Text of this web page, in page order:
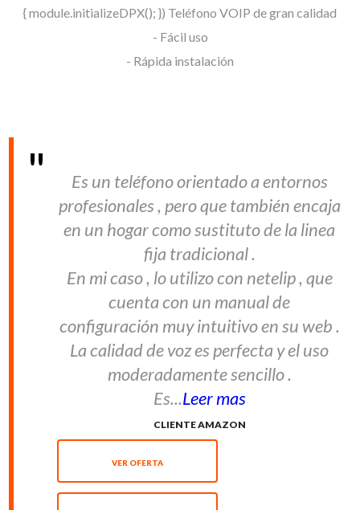
{ module.initializeDPX(); }) Teléfono VOIP de gran calidad
- Fácil uso
- Rápida instalación
Es un teléfono orientado a entornos
profesionales , pero que también encaja
en un hogar como sustituto de la linea
fija tradicional .
En mi caso , lo utilizo con netelip , que
cuenta con un manual de
configuración muy intuitivo en su web .
La calidad de voz es perfecta y el uso
moderadamente sencillo .
Es...Leer mas
CLIENTE AMAZON
VER OFERTA